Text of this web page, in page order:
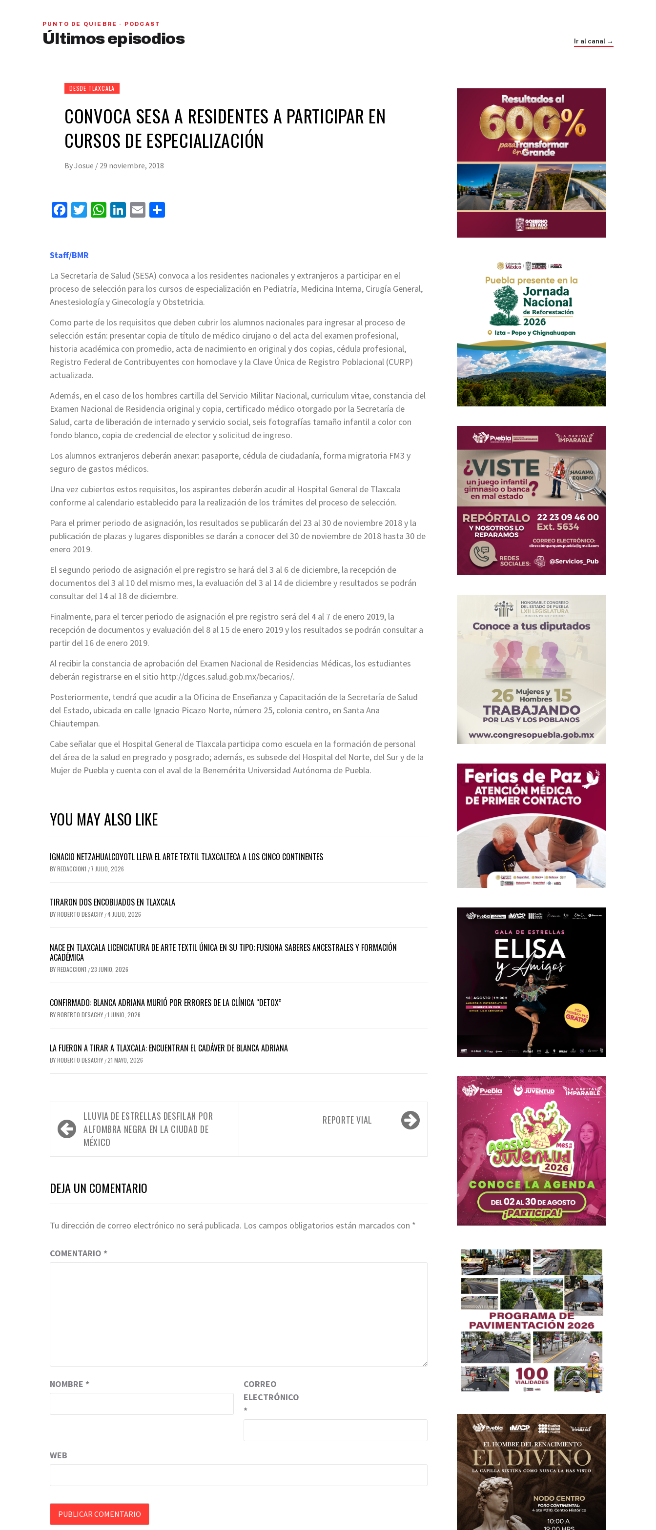
PUNTO DE QUIEBRE · PODCAST
Últimos episodios Ir al canal →
PAN y MC se beneficiarían con una alianza,
señaló Gerardo Leal
DESDE TLAXCALA
CONVOCA SESA A RESIDENTES A PARTICIPAR EN
CURSOS DE ESPECIALIZACIÓN
ByJosue / 29 noviembre, 2018
Facebook
Twitter
WhatsApp
LinkedIn
Email
Staff/BMR
La Secretaría de Salud (SESA) convoca a los residentes nacionales y extranjeros a participar en el
proceso de selección para los cursos de especialización en Pediatría, Medicina Interna, Cirugía General,
Anestesiología y Ginecología y Obstetricia.
Como parte de los requisitos que deben cubrir los alumnos nacionales para ingresar al proceso de
selección están: presentar copia de título de médico cirujano o del acta del examen profesional,
historia académica con promedio, acta de nacimiento en original y dos copias, cédula profesional,
Registro Federal de Contribuyentes con homoclave y la Clave Única de Registro Poblacional (CURP)
actualizada.
Además, en el caso de los hombres cartilla del Servicio Militar Nacional, curriculum vitae, constancia del
Examen Nacional de Residencia original y copia, certificado médico otorgado por la Secretaría de
Salud, carta de liberación de internado y servicio social, seis fotografías tamaño infantil a color con
fondo blanco, copia de credencial de elector y solicitud de ingreso.
Los alumnos extranjeros deberán anexar: pasaporte, cédula de ciudadanía, forma migratoria FM3 y
seguro de gastos médicos.
Una vez cubiertos estos requisitos, los aspirantes deberán acudir al Hospital General de Tlaxcala
conforme al calendario establecido para la realización de los trámites del proceso de selección.
Para el primer periodo de asignación, los resultados se publicarán del 23 al 30 de noviembre 2018 y la
publicación de plazas y lugares disponibles se darán a conocer del 30 de noviembre de 2018 hasta 30 de
enero 2019.
El segundo periodo de asignación el pre registro se hará del 3 al 6 de diciembre, la recepción de
documentos del 3 al 10 del mismo mes, la evaluación del 3 al 14 de diciembre y resultados se podrán
consultar del 14 al 18 de diciembre.
Finalmente, para el tercer periodo de asignación el pre registro será del 4 al 7 de enero 2019, la
recepción de documentos y evaluación del 8 al 15 de enero 2019 y los resultados se podrán consultar a
partir del 16 de enero 2019.
Al recibir la constancia de aprobación del Examen Nacional de Residencias Médicas, los estudiantes
deberán registrarse en el sitio http://dgces.salud.gob.mx/becarios/.
Posteriormente, tendrá que acudir a la Oficina de Enseñanza y Capacitación de la Secretaría de Salud
del Estado, ubicada en calle Ignacio Picazo Norte, número 25, colonia centro, en Santa Ana
Chiautempan.
Cabe señalar que el Hospital General de Tlaxcala participa como escuela en la formación de personal
del área de la salud en pregrado y posgrado; además, es subsede del Hospital del Norte, del Sur y de la
Mujer de Puebla y cuenta con el aval de la Benemérita Universidad Autónoma de Puebla.
YOU MAY ALSO LIKE
IGNACIO NETZAHUALCOYOTL LLEVA EL ARTE TEXTIL TLAXCALTECA A LOS CINCO CONTINENTES
BYREDACCION1 / 7 JULIO, 2026
TIRARON DOS ENCOBIJADOS EN TLAXCALA
BYROBERTO DESACHY /4 JULIO, 2026
NACE EN TLAXCALA LICENCIATURA DE ARTE TEXTIL ÚNICA EN SU TIPO; FUSIONA SABERES ANCESTRALES Y FORMACIÓN
ACADÉMICA
BYREDACCION1 /23 JUNIO, 2026
CONFIRMADO: BLANCA ADRIANA MURIÓ POR ERRORES DE LA CLÍNICA “DETOX”
BYROBERTO DESACHY /1 JUNIO, 2026
LA FUERON A TIRAR A TLAXCALA: ENCUENTRAN EL CADÁVER DE BLANCA ADRIANA
BYROBERTO DESACHY /21 MAYO, 2026
Navegación
de
entradas
LLUVIA DE ESTRELLAS DESFILAN POR
ALFOMBRA NEGRA EN LA CIUDAD DE
MÉXICO
REPORTE VIAL
DEJA UN COMENTARIO
Tu dirección de correo electrónico no será publicada. Los campos obligatorios están marcados con *
COMENTARIO *
NOMBRE *
CORREO
ELECTRÓNICO
*
WEB